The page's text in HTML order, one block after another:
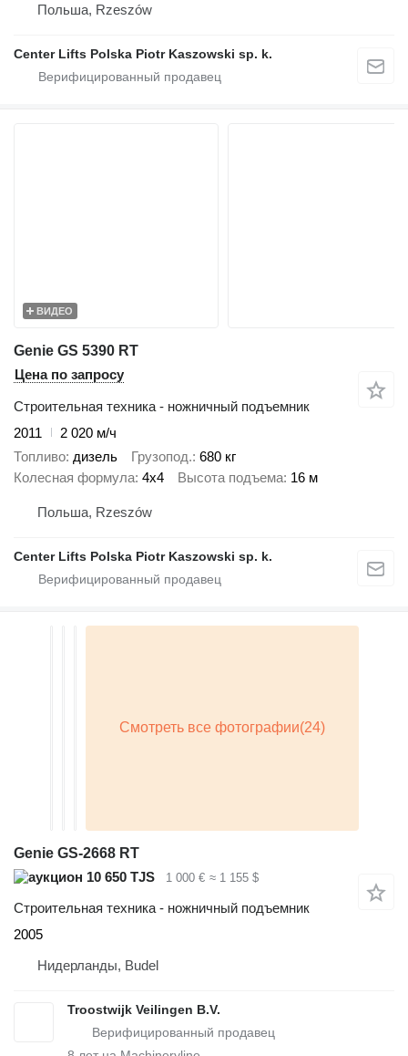
Польша, Rzeszów
Center Lifts Polska Piotr Kaszowski sp. k.
ВИДЕО
Genie GS 5390 RT
Цена по запросу
Строительная техника - ножничный подъемник
2011
2 020 м/ч
Топливо дизель Грузопод. 680 кг
Колесная формула 4x4 Высота подъема 16 м
Польша, Rzeszów
Center Lifts Polska Piotr Kaszowski sp. k.
Genie GS-2668 RT
10 650 TJS
1 000 € ≈ 1 155 $
Строительная техника - ножничный подъемник
2005
Нидерланды, Budel
Troostwijk Veilingen B.V.